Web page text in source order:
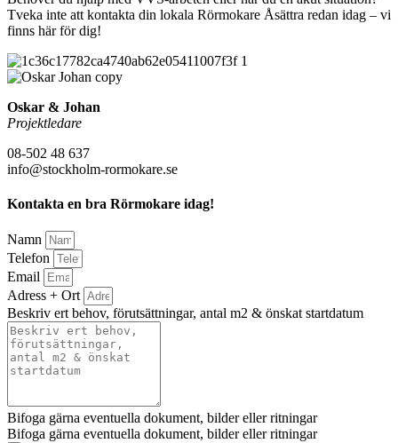
Tveka inte att kontakta din lokala Rörmokare Åsättra redan idag – vi
finns här för dig!
Oskar & Johan
Projektledare
08-502 48 637
info@stockholm-rormokare.se
Kontakta en bra Rörmokare idag!
Namn
Telefon
Email
Adress + Ort
Beskriv ert behov, förutsättningar, antal m2 & önskat startdatum
Bifoga gärna eventuella dokument, bilder eller ritningar
Bifoga gärna eventuella dokument, bilder eller ritningar